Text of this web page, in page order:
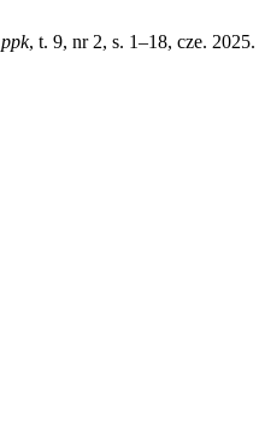
ppk, t. 9, nr 2, s. 1–18, cze. 2025.